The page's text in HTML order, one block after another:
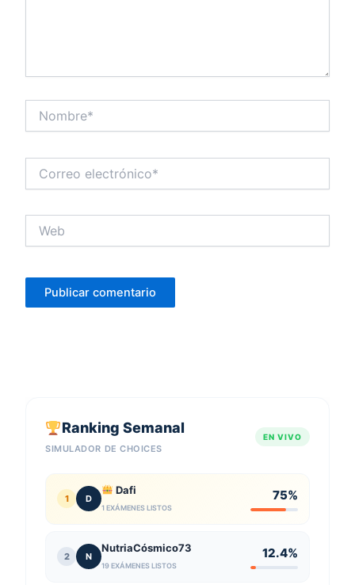
electrónico*
Ranking Semanal
SIMULADOR DE CHOICES
EN VIVO
1 D
Dafi
1 EXÁMENES LISTOS
75%
2 N
NutriaCósmico73
19 EXÁMENES LISTOS
12.4%